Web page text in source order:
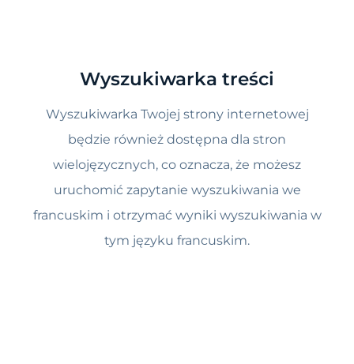
Wyszukiwarka treści
Wyszukiwarka Twojej strony internetowej
będzie również dostępna dla stron
wielojęzycznych, co oznacza, że możesz
uruchomić zapytanie wyszukiwania we
francuskim i otrzymać wyniki wyszukiwania w
tym języku francuskim.